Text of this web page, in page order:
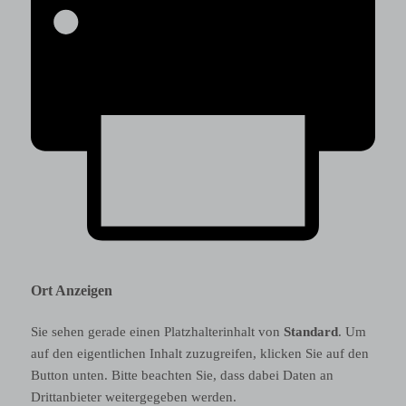
Ort Anzeigen
Sie sehen gerade einen Platzhalterinhalt von Standard. Um
auf den eigentlichen Inhalt zuzugreifen, klicken Sie auf den
Button unten. Bitte beachten Sie, dass dabei Daten an
Drittanbieter weitergegeben werden.